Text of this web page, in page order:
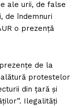
ale urii, de false
de îndemnuri
o prezență
de la
alătură protestelor
din țară și
Ilegalități